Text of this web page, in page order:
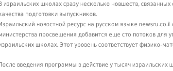
израильских школах сразу несколько новшеств,
подготовки выпускников.
новостной ресурс на русском языке
просвещения добавится еще сто потоков для
школах. Этот уровень соответствует физико-
введения программы в действие у тысяч